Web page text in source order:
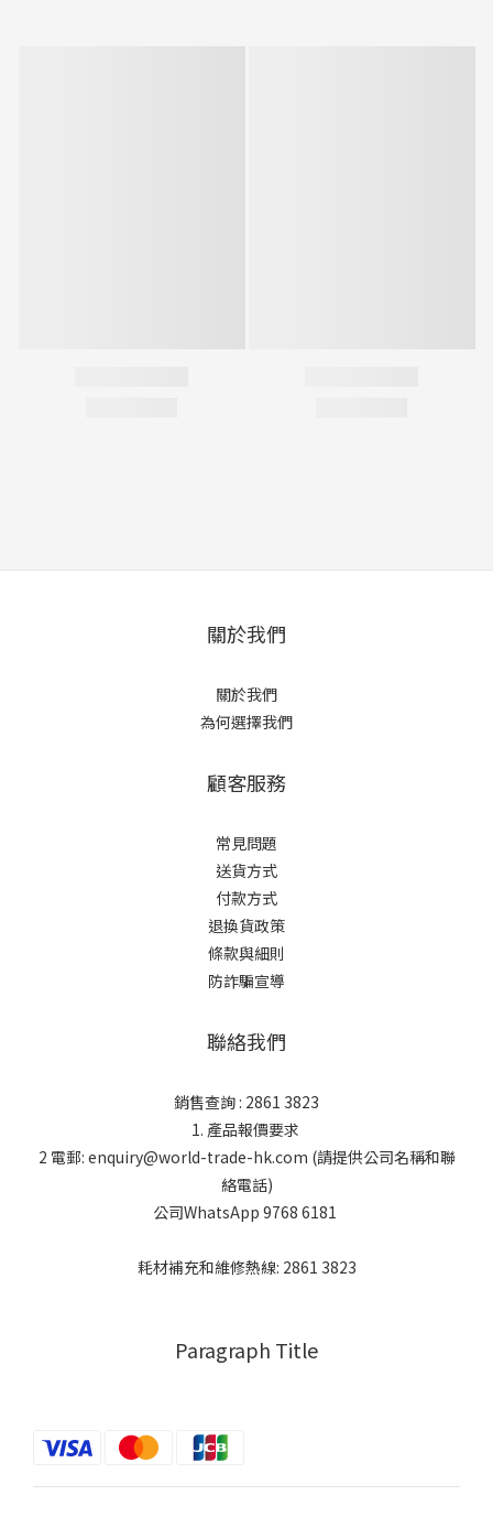
關於我們
關於我們
為何選擇我們
顧客服務
常見問題
送貨方式
付款方式
退換貨政策
條款與細則
防詐騙宣導
聯絡我們
銷售查詢 : 2861 3823
1. 產品報價要求
2 電郵: enquiry@world-trade-hk.com (請提供公司名稱和聯
絡電話)
公司WhatsApp 9768 6181
耗材補充和維修熱線: 2861 3823
Paragraph Title